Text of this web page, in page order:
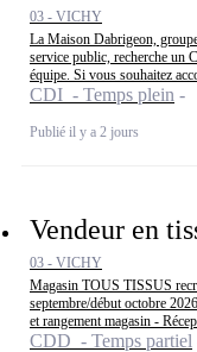
03 - VICHY
La Maison Dabrigeon,
service public, recherche un
équipe. Si vous souhaitez
CDI - Temps plein
Publié il y a 2 jours
Vendeur en
03 - VICHY
Magasin TOUS TISSUS
septembre/début octobre
et rangement magasin -
CDD - Temps partiel